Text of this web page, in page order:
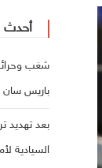
أحدث
شغب
باريس سان
بعد تهديد
السيادية